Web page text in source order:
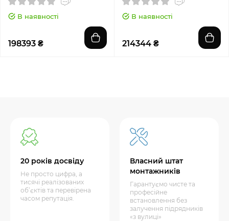
В наявності
198393 ₴
(380 В)
В наявності
214344 ₴
20 років досвіду
Не просто цифра, а
тисячі реалізованих
об’єктів та перевірена
часом репутація.
Власний штат
монтажників
Гарантуємо чисте та
професійне
встановлення без
залучення підрядників
«з вулиці»